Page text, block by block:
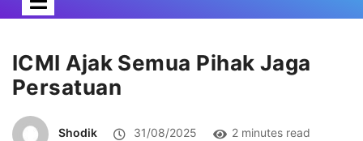
ICMI Ajak Semua Pihak Jaga
Persatuan
Shodik 31/08/2025 2 minutes read